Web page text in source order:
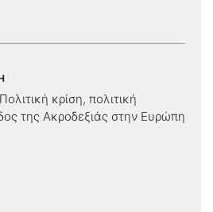
κρίση, πολιτική
της Ακροδεξιάς στην Ευρώπη